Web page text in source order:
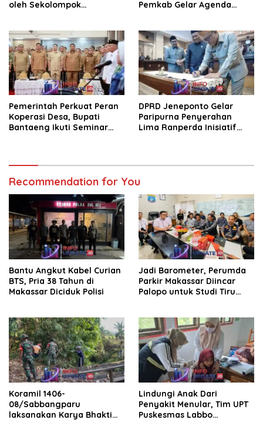
oleh Sekolompok
Pemkab Gelar Agenda
Pemerintah Perkuat Peran
Koperasi Desa, Bupati
Bantaeng Ikuti Seminar
DPRD Jeneponto Gelar
Paripurna Penyerahan
Lima Ranperda Inisiatif
Recommendation for You
Bantu Angkut Kabel Curian
BTS, Pria 38 Tahun di
Makassar Diciduk Polisi
Jadi Barometer, Perumda
Parkir Makassar Diincar
Palopo untuk Studi Tiru
Koramil 1406-
08/Sabbangparu
laksanakan Karya Bhakti
Lindungi Anak Dari
Penyakit Menular, Tim UPT
Puskesmas Labbo